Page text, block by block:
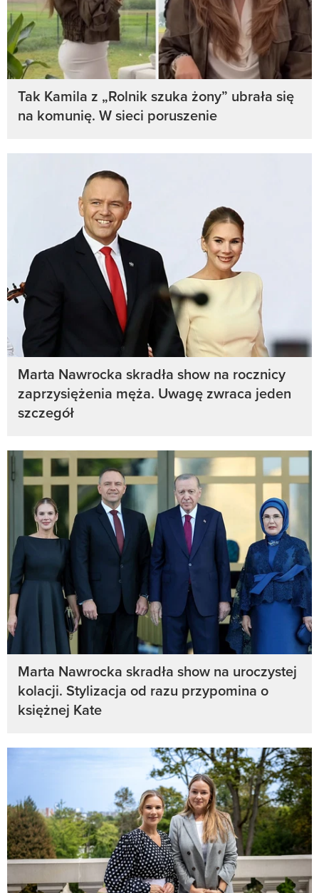
Tak Kamila z „Rolnik szuka żony” ubrała się
na komunię. W sieci poruszenie
Marta Nawrocka skradła show na rocznicy
zaprzysiężenia męża. Uwagę zwraca jeden
szczegół
Marta Nawrocka skradła show na uroczystej
kolacji. Stylizacja od razu przypomina o
księżnej Kate